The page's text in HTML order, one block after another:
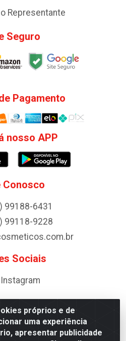
próprios e de
uma experiência
apresentar publicidade
Representante
Seguro
Pagamento
nosso APP
Conosco
99188-6431
99118-9228
Sociais
Instagram
Antoneto LTDA - BA-052,
- BA, 44600-000 - CNPJ